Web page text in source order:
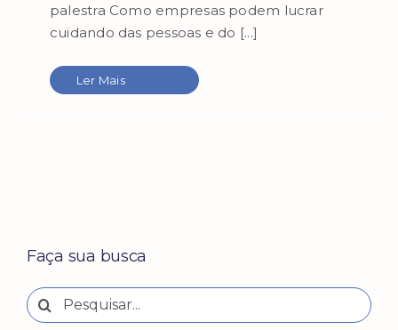
palestra Como empresas podem lucrar
cuidando das pessoas e do [...]
Ler Mais
Faça sua busca
Buscar
resultados